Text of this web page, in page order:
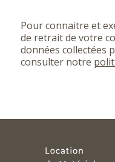
et vérifiez